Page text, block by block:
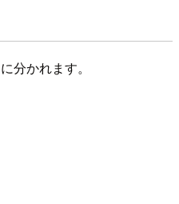
分かれます。